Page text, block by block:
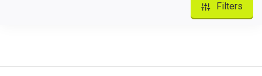
Filters